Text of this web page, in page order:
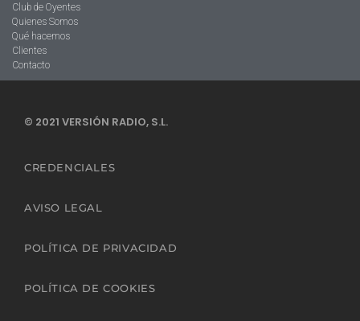
Club de Oyentes
Quienes Somos
Qué hacemos
Clientes
Contacto
© 2021 VERSIÓN RADIO, S.L.
CREDENCIALES
AVISO LEGAL
POLÍTICA DE PRIVACIDAD
POLÍTICA DE COOKIES